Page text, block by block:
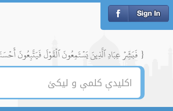
{ فَبَشِّرۡ عِبَادِ ٱلَّذِينَ يَسۡتَمِعُونَ ٱلۡقَوۡلَ فَيَتَّبِعُونَ